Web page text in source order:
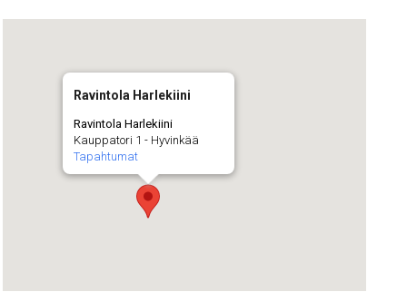
Ravintola Harlekiini
Ravintola Harlekiini
Kauppatori 1 - Hyvinkää
Tapahtumat